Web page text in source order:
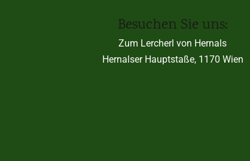
Besuchen Sie uns:
Zum Lercherl von Hernals
Hernalser Hauptstaße, 1170 Wien